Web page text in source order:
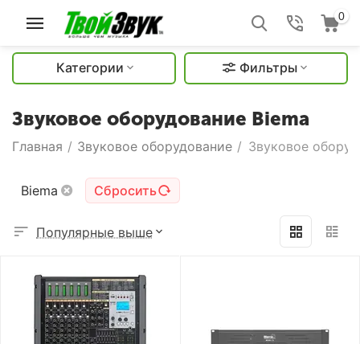
0
Категории Фильтры
Звуковое оборудование Biema
Главная / Звуковое оборудование / Звуковое
Biema Сбросить
Популярные выше